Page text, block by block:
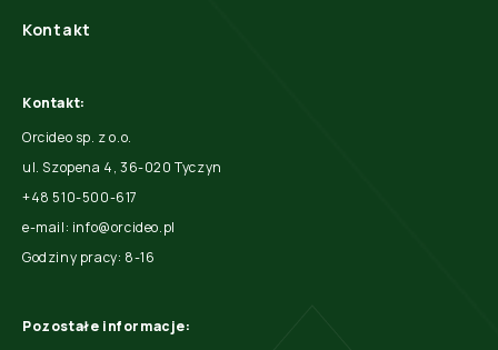
Kontakt
Kontakt:
Orcideo sp. z o.o.
ul. Szopena 4, 36-020 Tyczyn
+48 510-500-617
e-mail: info@orcideo.pl
Godziny pracy: 8-16
Pozostałe informacje: